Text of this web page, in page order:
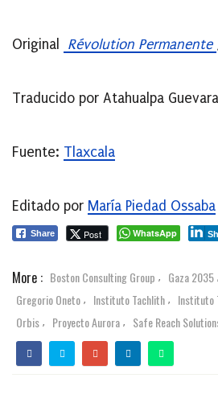
Original Révolution Permanente
Traducido por Atahualpa
Fuente: Tlaxcala
Editado por María Piedad Ossaba
Share Post WhatsApp
More : Boston Consulting Group , Gaza 2035 ,
Gregorio Oneto , Instituto Tachlith , Instituto
Orbis , Proyecto Aurora , Safe Reach